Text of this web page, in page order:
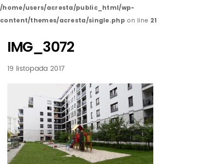
/home/users/acresta/public_html/wp-
content/themes/acresta/single.php on line 21
IMG_3072
19 listopada 2017